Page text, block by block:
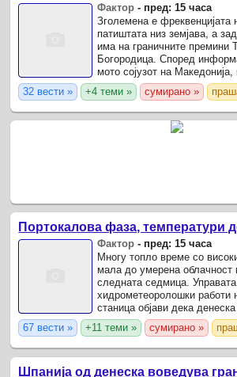
Фактор - пред: 15 часа
Зголемена е фреквенцијата
патиштата низ земјава, а
има на граничните премини
Богородица. Според
мото сојузот на
чека околу 30 минути за
додека на Богородица ...
32 вести » +4 теми » сумирано »
Портокалова фаза, температури
Фактор - пред: 15 часа
Многу топло време со
мала до умерена облачност
следната седмица.
хидрометеоролошки работи
станица објави дека
портокалово ниво на
температури.
67 вести » +11 теми » сумирано »
Шпанија од денеска воведува